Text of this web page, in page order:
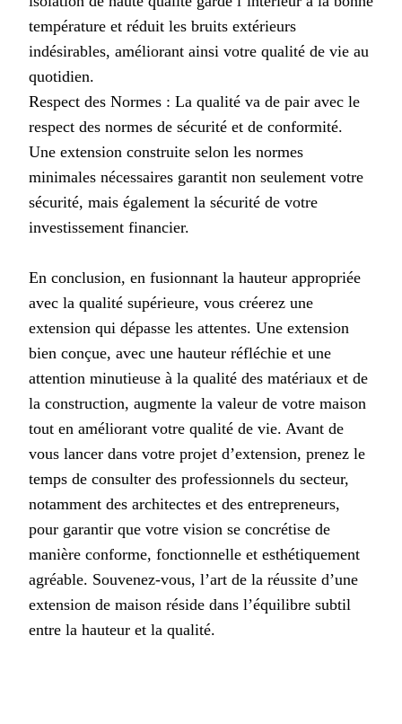
température et réduit les bruits extérieurs
indésirables, améliorant ainsi votre qualité de vie au
quotidien.
Respect des Normes : La qualité va de pair avec le
respect des normes de sécurité et de conformité.
Une extension construite selon les normes
minimales nécessaires garantit non seulement votre
sécurité, mais également la sécurité de votre
investissement financier.
En conclusion, en fusionnant la hauteur appropriée
avec la qualité supérieure, vous créerez une
extension qui dépasse les attentes. Une extension
bien conçue, avec une hauteur réfléchie et une
attention minutieuse à la qualité des matériaux et de
la construction, augmente la valeur de votre maison
tout en améliorant votre qualité de vie. Avant de
vous lancer dans votre projet d’extension, prenez le
temps de consulter des professionnels du secteur,
notamment des architectes et des entrepreneurs,
pour garantir que votre vision se concrétise de
manière conforme, fonctionnelle et esthétiquement
agréable. Souvenez-vous, l’art de la réussite d’une
extension de maison réside dans l’équilibre subtil
entre la hauteur et la qualité.